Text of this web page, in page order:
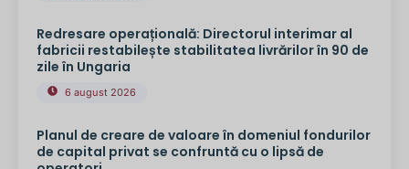
Redresare operațională: Directorul interimar al
fabricii restabilește stabilitatea livrărilor în 90 de
zile în Ungaria
6 august 2026
Planul de creare de valoare în domeniul fondurilor
de capital privat se confruntă cu o lipsă de